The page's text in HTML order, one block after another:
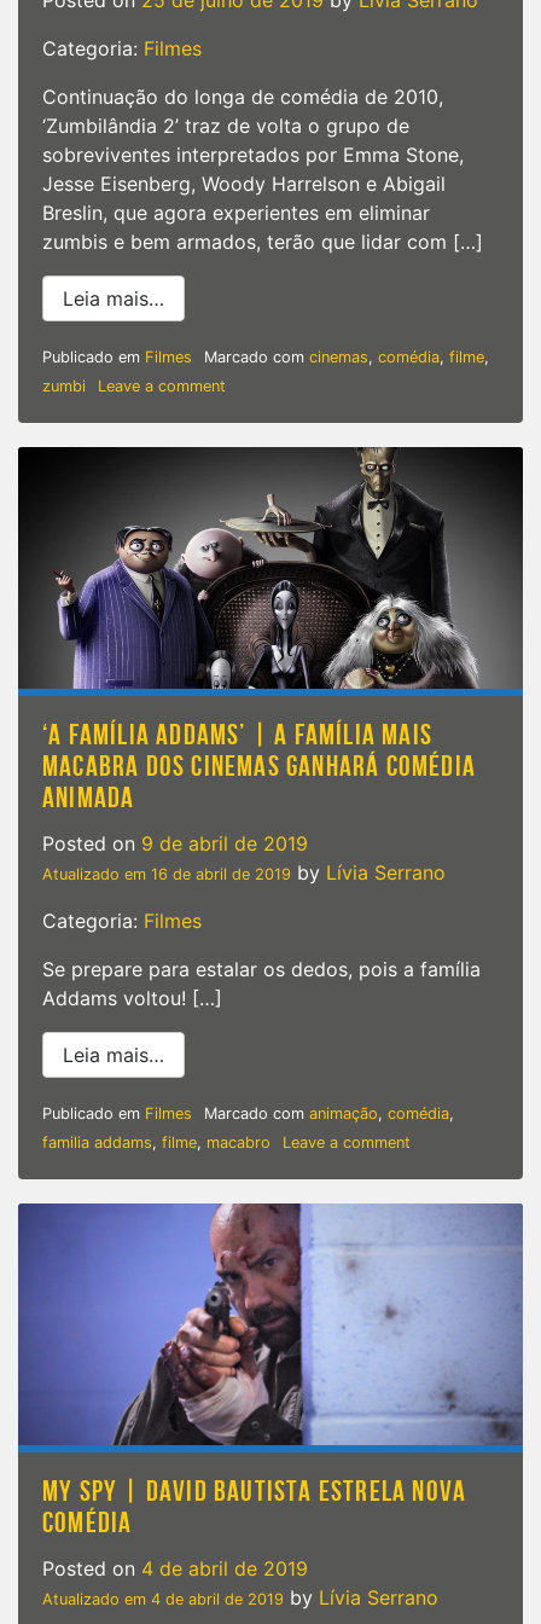
Categoria: Filmes
Continuação do longa de comédia de 2010,
‘Zumbilândia 2’ traz de volta o grupo de
sobreviventes interpretados por Emma Stone,
Jesse Eisenberg, Woody Harrelson e Abigail
Breslin, que agora experientes em eliminar
zumbis e bem armados, terão que lidar com […]
Leia mais…
Publicado em Filmes Marcado com cinemas, comédia, filme,
zumbi
Leave a comment
9
anos
ganha
primeiro
trailer
‘A FAMÍLIA ADDAMS’ | A FAMÍLIA MAIS
MACABRA DOS CINEMAS GANHARÁ COMÉDIA
ANIMADA
Posted on 9 de abril de 2019
Atualizado em 16 de abril de 2019 by Lívia Serrano
Categoria: Filmes
Se prepare para estalar os dedos, pois a família
Addams voltou! […]
Leia mais…
Publicado em Filmes Marcado com animação, comédia,
familia addams, filme, macabro Leave a comment
Família
Addams’
mais
ganhará
comédia
MY SPY | DAVID BAUTISTA ESTRELA NOVA
COMÉDIA
Posted on 4 de abril de 2019
Atualizado em 4 de abril de 2019 by Lívia Serrano